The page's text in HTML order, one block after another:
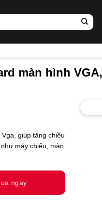
màn hình VGA,
giúp tăng chiều
máy chiếu, màn
ngay